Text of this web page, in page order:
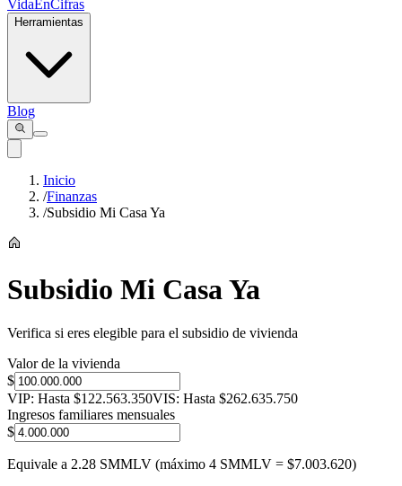
VidaEnCifras
Herramientas
Blog
Inicio
/Finanzas
/Subsidio Mi Casa Ya
Subsidio Mi Casa Ya
Verifica si eres elegible para el subsidio de vivienda
Valor de la vivienda
$
VIP: Hasta $122.563.350VIS: Hasta $262.635.750
Ingresos familiares mensuales
$
Equivale a 2.28 SMMLV (máximo 4 SMMLV = $7.003.620)